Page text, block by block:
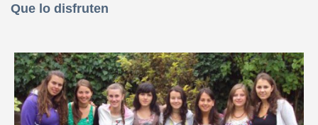
Que lo disfruten